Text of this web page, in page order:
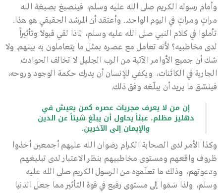
وأمام رسوله الكريم صلى الله عليه وسلم، فينصبغ بصبغة الله
مراتٍ ومراتٍ في اليوم الواحد.. وأعتقد أن المرشد الحقيقي هو هذا.
تأملوا في كلام النبي صلى الله عليه وسلم، لماذا لقي قبولاً وتأثيراً
لدى مخاطبيه؟ لأنه تعامل مع عصره بمثل ما يتعاملون به بينهم. ولا
شك أن جميع الأوامر الآتية من الرب الجليل لا تخالف الحوادث
الجارية في الكائنات، ويكفي للإنسان أن يدرك حكمة الوجود وروحه،
فينسّق ما يريد أن يبلّغه وفق ذلك.
إن من لا يعرف مجريات عصره كمن يعيش في
دهليز مظلم، عبثاً يحاول أن يبلّغ شيئاً عن الدين
والإيمان إلى الآخرين.
وكذا الأمر لدى الصحابة الكرام رضوان الله عليهم أجمعين أخذوا
ظروف واقعهم ومستوى مخاطبيهم بنظر الاعتبار لدى تبليغهم
ودعوتهم، وذلك ما تعلّموه من الرسول الكريم صلى الله عليه
وسلم، ولذا سَمَوا إلى مستوى رفيع في قوة التأثير مما جعل الدنيا